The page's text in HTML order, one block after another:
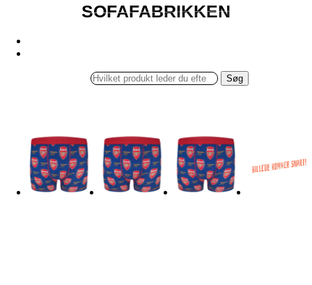
SOFAFABRIKKEN
SOFAFABRIKKEN
Søg